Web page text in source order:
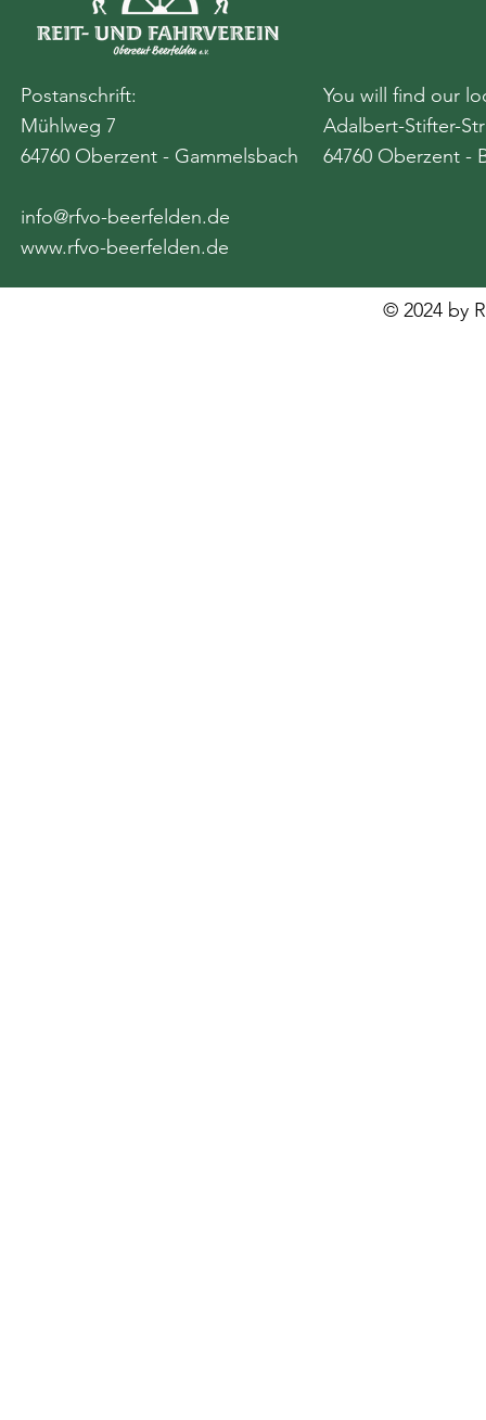
Postanschrift:
Mühlweg 7
64760 Oberzent - Gammelsbach
info@rfvo-beerfelden.de
www.rfvo-beerfelden.de
You will find our
Adalbert-Stifter-
64760 Oberzent -
© 2024 by